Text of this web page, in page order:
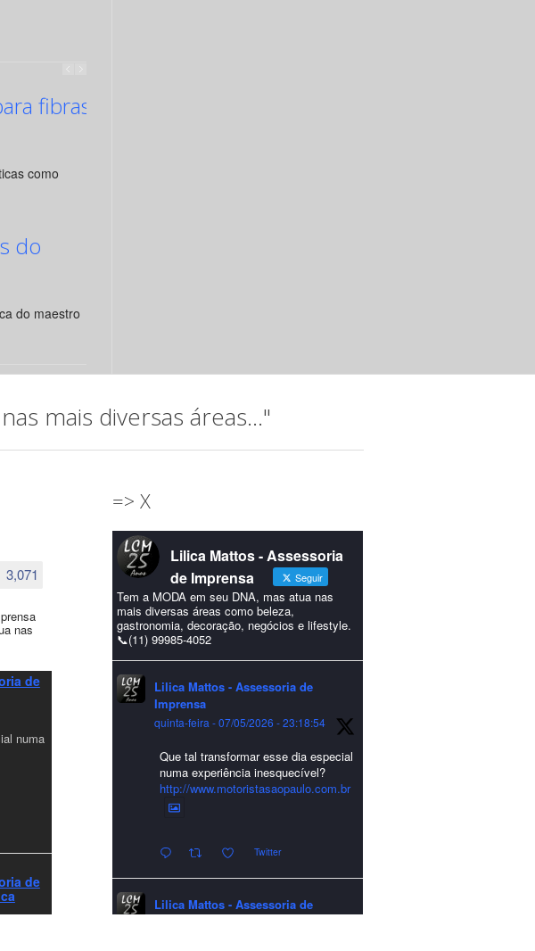
fibras
como
do
do maestro
mais diversas áreas..."
3,071
nas
de
numa
de
=> X
Lilica Mattos - Assessoria
de Imprensa
Seguir
Tem a MODA em seu DNA, mas atua nas
mais diversas áreas como beleza,
gastronomia, decoração, negócios e lifestyle.
📞(11) 99985-4052
Lilica Mattos - Assessoria de
Imprensa
quinta-feira - 07/05/2026 - 23:18:54
Que tal transformar esse dia especial
numa experiência inesquecível?
http://www.motoristasaopaulo.com.br
Twitter
Lilica Mattos - Assessoria de